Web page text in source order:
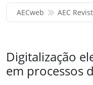
AECweb AEC
Digitalização
em processos